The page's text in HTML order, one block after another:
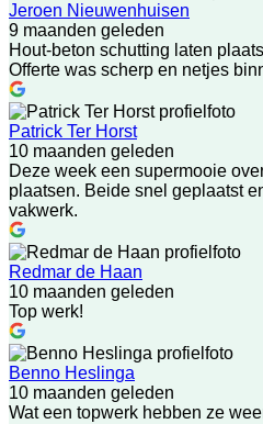
Jeroen Nieuwenhuisen
9 maanden geleden
Hout-beton schutting laten
Offerte was scherp en netjes
Patrick Ter Horst
10 maanden geleden
Deze week een supermooie
plaatsen. Beide snel geplaatst
vakwerk.
Redmar de Haan
10 maanden geleden
Top werk!
Benno Heslinga
10 maanden geleden
Wat een topwerk hebben ze